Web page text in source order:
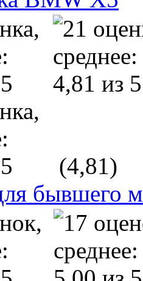
(4,81)
бывшего